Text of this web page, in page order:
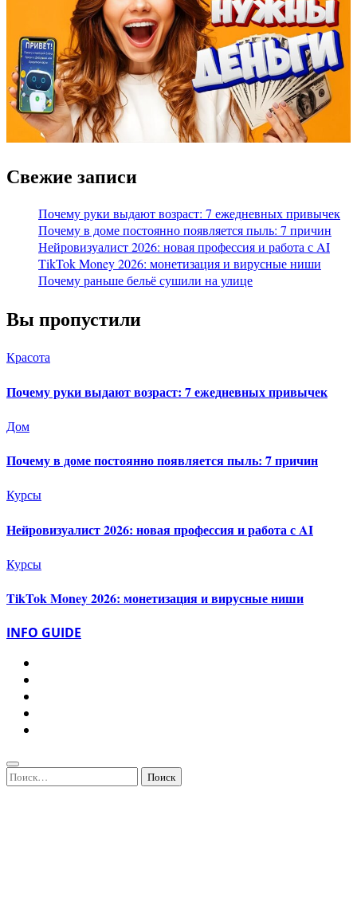
Свежие записи
Почему руки выдают возраст: 7 ежедневных привычек
Почему в доме постоянно появляется пыль: 7 причин
Нейровизуалист 2026: новая профессия и работа с AI
TikTok Money 2026: монетизация и вирусные ниши
Почему раньше бельё сушили на улице
Вы пропустили
Красота
Почему руки выдают возраст: 7 ежедневных привычек
Дом
Почему в доме постоянно появляется пыль: 7 причин
Курсы
Нейровизуалист 2026: новая профессия и работа с AI
Курсы
TikTok Money 2026: монетизация и вирусные ниши
INFO GUIDE
Найти: